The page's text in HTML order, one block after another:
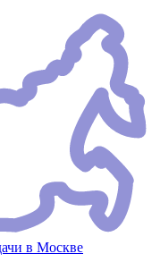
в Москве